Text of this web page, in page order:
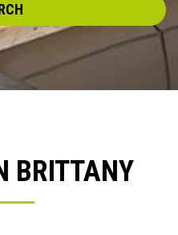
BRITTANY